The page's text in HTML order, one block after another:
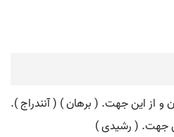
و از این جهت. ( برهان ) ( آنندراج ).
جهت. ( رشیدی )